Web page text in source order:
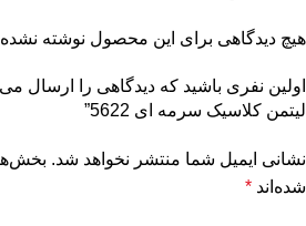
هیچ دیدگاهی برای این محصول نوشته
اولین نفری باشید که دیدگاهی را ارسال
لیتمن کلاسیک سرمه ای 5622”
نشانی ایمیل شما منتشر نخواهد شد.
شده‌اند *